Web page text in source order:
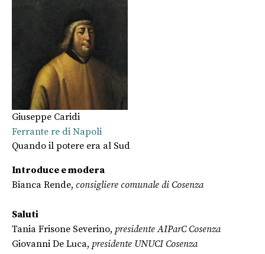
Giuseppe Caridi
Ferrante re di Napoli
Quando il potere era al Sud
Introduce e modera
Bianca Rende, consigliere comunale di Cosenza
Saluti
Tania Frisone Severino, presidente AIParC Cosenza
Giovanni De Luca, presidente UNUCI Cosenza